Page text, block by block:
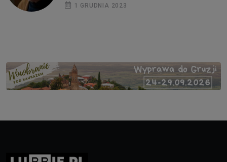
1 GRUDNIA 2023